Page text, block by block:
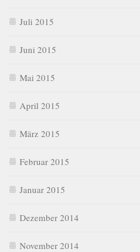
Juli 2015
Juni 2015
Mai 2015
April 2015
März 2015
Februar 2015
Januar 2015
Dezember 2014
November 2014